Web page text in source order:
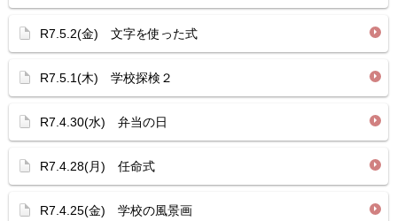
R7.5.2(金) 文字を使った式
R7.5.1(木) 学校探検２
R7.4.30(水) 弁当の日
R7.4.28(月) 任命式
R7.4.25(金) 学校の風景画